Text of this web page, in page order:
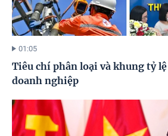
01:05
Tiêu chí phân loại và khung tỷ
doanh nghiệp